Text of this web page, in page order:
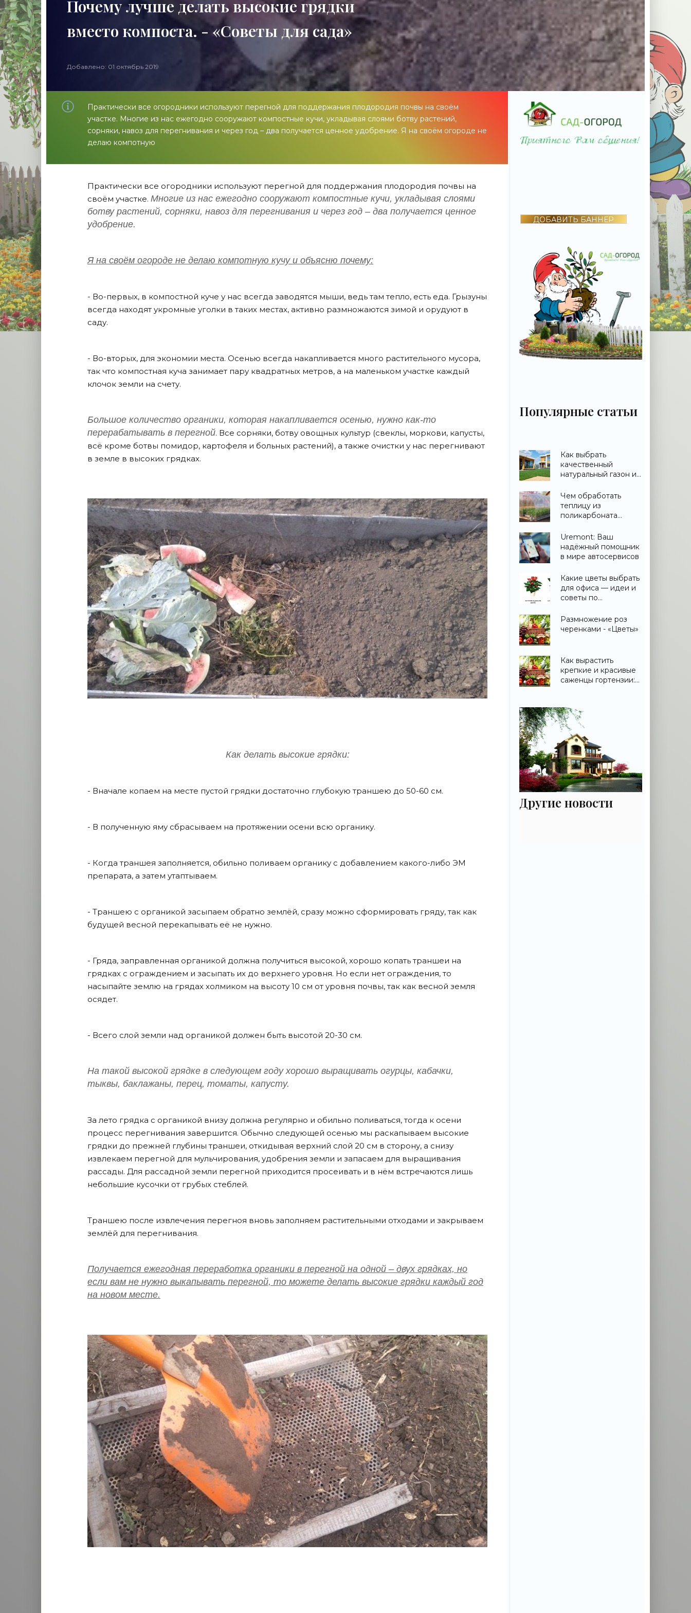
Почему лучше делать высокие грядки
вместо компоста. - «Советы для сада»
Добавлено: 01 октябрь 2019
Практически все огородники используют перегной для поддержания плодородия почвы на своём
участке. Многие из нас ежегодно сооружают компостные кучи, укладывая слоями ботву растений,
сорняки, навоз для перегнивания и через год – два получается ценное удобрение. Я на своём огороде не
делаю компотную
Практически все огородники используют перегной для поддержания плодородия почвы на
своём участке. Многие из нас ежегодно сооружают компостные кучи, укладывая слоями
ботву растений, сорняки, навоз для перегнивания и через год – два получается ценное
удобрение.
Я на своём огороде не делаю компотную кучу и объясню почему:
- Во-первых, в компостной куче у нас всегда заводятся мыши, ведь там тепло, есть еда. Грызуны
всегда находят укромные уголки в таких местах, активно размножаются зимой и орудуют в
саду.
- Во-вторых, для экономии места. Осенью всегда накапливается много растительного мусора,
так что компостная куча занимает пару квадратных метров, а на маленьком участке каждый
клочок земли на счету.
Большое количество органики, которая накапливается осенью, нужно как-то
перерабатывать в перегной. Все сорняки, ботву овощных культур (свеклы, моркови, капусты,
всё кроме ботвы помидор, картофеля и больных растений), а также очистки у нас перегнивают
в земле в высоких грядках.
Как делать высокие грядки:
- Вначале копаем на месте пустой грядки достаточно глубокую траншею до 50-60 см.
- В полученную яму сбрасываем на протяжении осени всю органику.
- Когда траншея заполняется, обильно поливаем органику с добавлением какого-либо ЭМ
препарата, а затем утаптываем.
- Траншею с органикой засыпаем обратно землёй, сразу можно сформировать гряду, так как
будущей весной перекапывать её не нужно.
- Гряда, заправленная органикой должна получиться высокой, хорошо копать траншеи на
грядках с ограждением и засыпать их до верхнего уровня. Но если нет ограждения, то
насыпайте землю на грядах холмиком на высоту 10 см от уровня почвы, так как весной земля
осядет.
- Всего слой земли над органикой должен быть высотой 20-30 см.
На такой высокой грядке в следующем году хорошо выращивать огурцы, кабачки,
тыквы, баклажаны, перец, томаты, капусту.
За лето грядка с органикой внизу должна регулярно и обильно поливаться, тогда к осени
процесс перегнивания завершится. Обычно следующей осенью мы раскапываем высокие
грядки до прежней глубины траншеи, откидывая верхний слой 20 см в сторону, а снизу
извлекаем перегной для мульчирования, удобрения земли и запасаем для выращивания
рассады. Для рассадной земли перегной приходится просеивать и в нём встречаются лишь
небольшие кусочки от грубых стеблей.
Траншею после извлечения перегноя вновь заполняем растительными отходами и закрываем
землёй для перегнивания.
Получается ежегодная переработка органики в перегной на одной – двух грядках, но
если вам не нужно выкапывать перегной, то можете делать высокие грядки каждый год
на новом месте.
ДОБАВИТЬ БАННЕР
Популярные статьи
Как выбрать
качественный
натуральный газон и
Чем обработать
теплицу из
поликарбоната
и подготовка
Uremont: Ваш
надёжный помощник
в мире автосервисов
Какие цветы выбрать
для офиса — идеи и
советы по
Размножение роз
черенками - «Цветы»
Как вырастить
крепкие и красивые
саженцы гортензии:
садовода - «Цветы»
Другие новости